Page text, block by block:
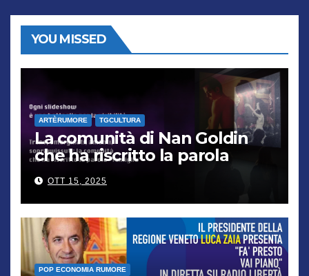
YOU MISSED
ARTÈRUMORE TGCULTURA
La comunità di Nan Goldin
che ha riscritto la parola
“famiglia”
OTT 15, 2025
POP ECONOMIA RUMORE